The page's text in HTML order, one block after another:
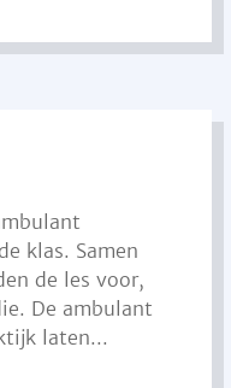
klas. Samen
de les voor,
De ambulant
laten...